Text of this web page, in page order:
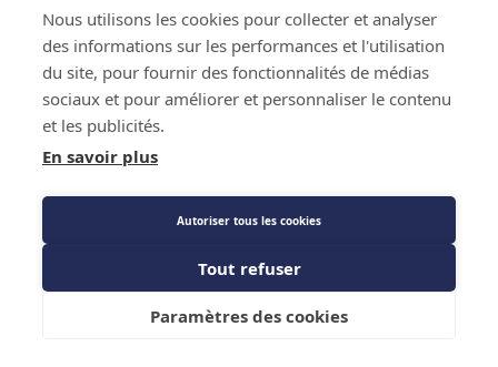
Description détaillée
Une seule référence. Peut être brasée à l'extrémité
d'un.
Caractéristiques techniques
Ajouter au panier
Nous utilisons les cookies pour collecter et analyser
des informations sur les performances et l'utilisation
du site, pour fournir des fonctionnalités de médias
sociaux et pour améliorer et personnaliser le contenu
et les publicités.
En savoir plus
Autoriser tous les cookies
Tout refuser
Paramètres des cookies